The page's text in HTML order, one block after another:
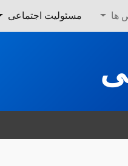
ها مسئولیت اجتماعی